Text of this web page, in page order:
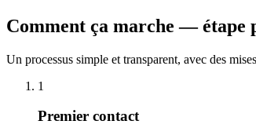
Comment ça marche — étape
Un processus simple et transparent, avec des
1
Premier contact